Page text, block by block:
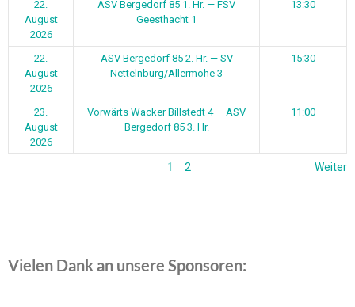
22.
August
2026
ASV Bergedorf 85 1. Hr. — FSV
Geesthacht 1
13:30
22.
August
2026
ASV Bergedorf 85 2. Hr. — SV
Nettelnburg/Allermöhe 3
15:30
23.
August
2026
Vorwärts Wacker Billstedt 4 — ASV
Bergedorf 85 3. Hr.
11:00
1 2 Weiter
Vielen Dank an unsere Sponsoren: